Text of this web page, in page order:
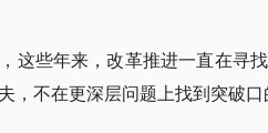
这些年来，改革推进一直在寻
，不在更深层问题上找到突破